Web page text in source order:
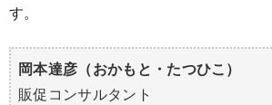
す。
岡本達彦（おかもと・たつひこ）
販促コンサルタント